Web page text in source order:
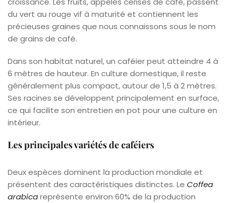
du vert au rouge vif à maturité et contiennent les
précieuses graines que nous connaissons sous le nom
de grains de café.
Dans son habitat naturel, un caféier peut atteindre 4 à
6 mètres de hauteur. En culture domestique, il reste
généralement plus compact, autour de 1,5 à 2 mètres.
Ses racines se développent principalement en surface,
ce qui facilite son entretien en pot pour une culture en
intérieur.
Les principales variétés de caféiers
Deux espèces dominent la production mondiale et
présentent des caractéristiques distinctes. Le Coffea
arabicareprésente environ 60% de la production